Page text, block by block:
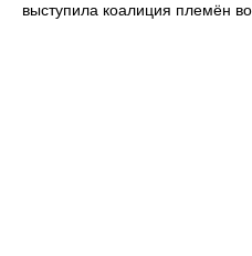
выступила коалиция племён во